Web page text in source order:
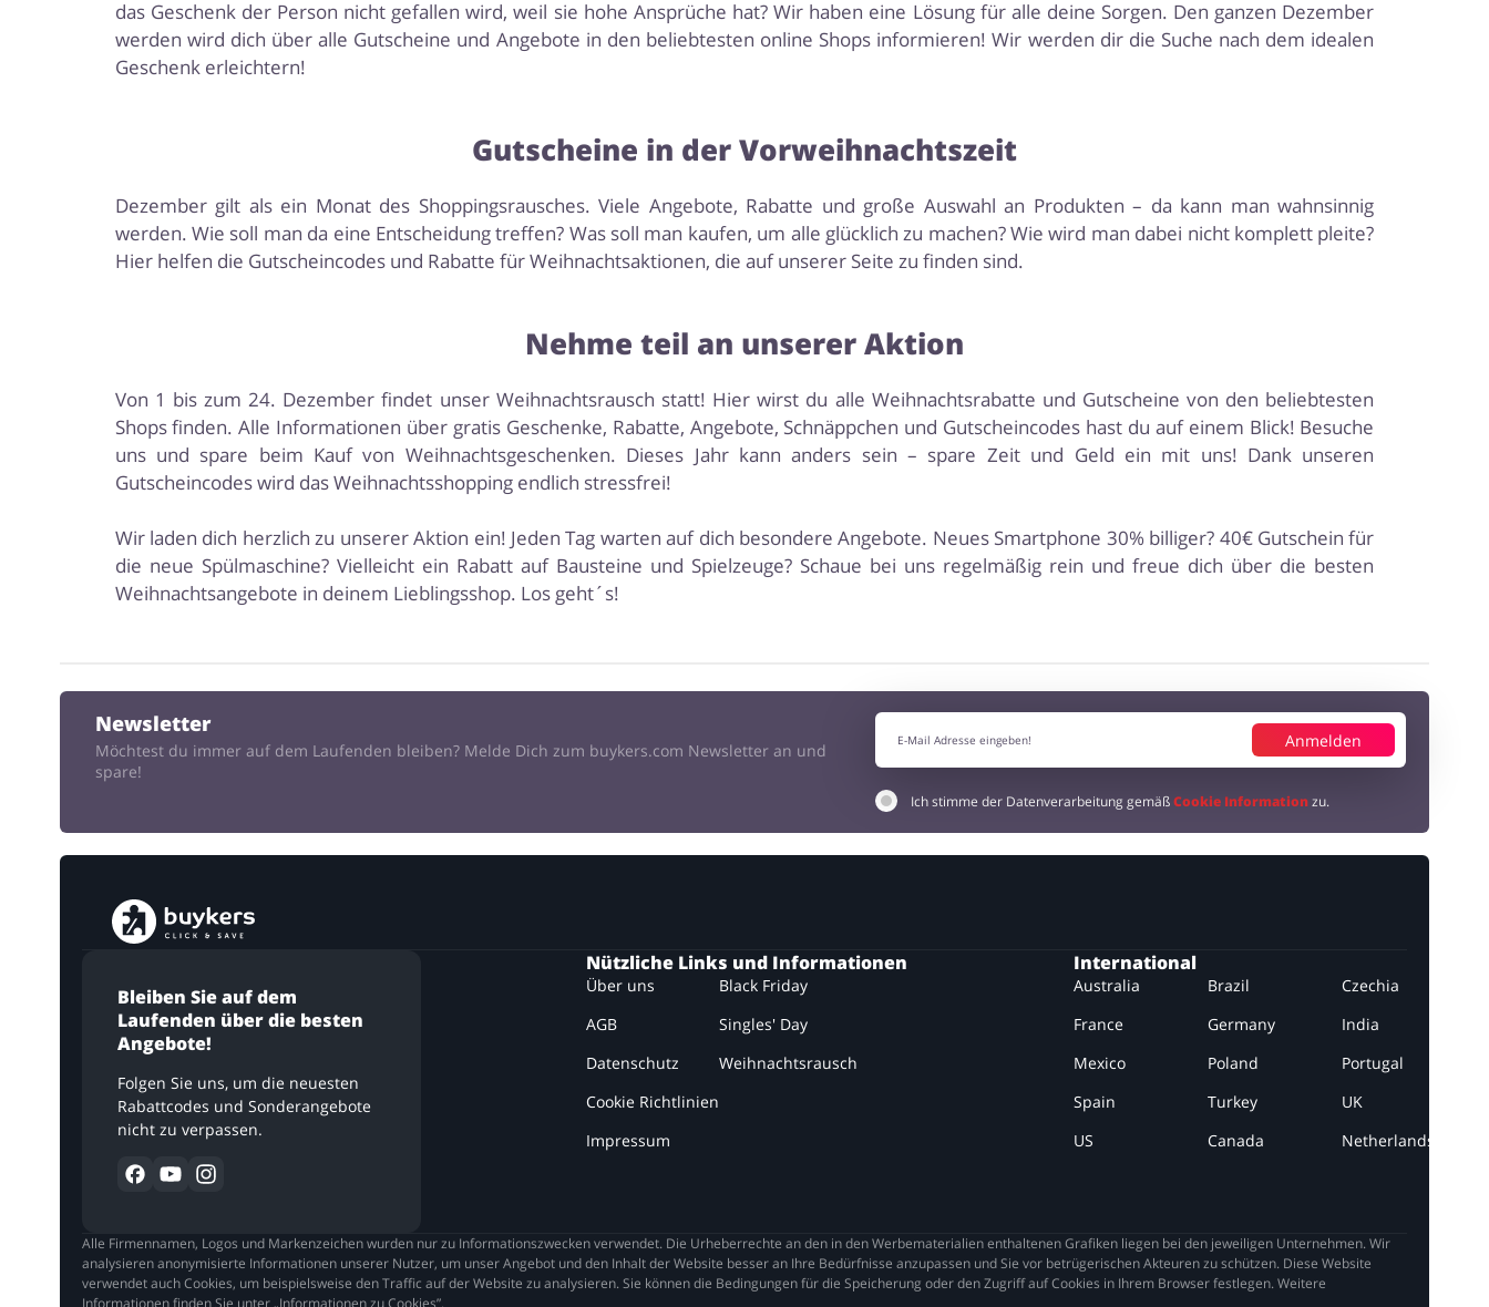
das Geschenk der Person nicht gefallen wird, weil sie hohe Ansprüche hat? Wir haben eine Lösung für alle deine Sorgen. Den ganzen Dezember
werden wird dich über alle Gutscheine und Angebote in den beliebtesten online Shops informieren! Wir werden dir die Suche nach dem idealen
Geschenk erleichtern!
Gutscheine in der Vorweihnachtszeit
Dezember gilt als ein Monat des Shoppingsrausches. Viele Angebote, Rabatte und große Auswahl an Produkten – da kann man wahnsinnig
werden. Wie soll man da eine Entscheidung treffen? Was soll man kaufen, um alle glücklich zu machen? Wie wird man dabei nicht komplett pleite?
Hier helfen die Gutscheincodes und Rabatte für Weihnachtsaktionen, die auf unserer Seite zu finden sind.
Nehme teil an unserer Aktion
Von 1 bis zum 24. Dezember findet unser Weihnachtsrausch statt! Hier wirst du alle Weihnachtsrabatte und Gutscheine von den beliebtesten
Shops finden. Alle Informationen über gratis Geschenke, Rabatte, Angebote, Schnäppchen und Gutscheincodes hast du auf einem Blick! Besuche
uns und spare beim Kauf von Weihnachtsgeschenken. Dieses Jahr kann anders sein – spare Zeit und Geld ein mit uns! Dank unseren
Gutscheincodes wird das Weihnachtsshopping endlich stressfrei!
Wir laden dich herzlich zu unserer Aktion ein! Jeden Tag warten auf dich besondere Angebote. Neues Smartphone 30% billiger? 40€ Gutschein für
die neue Spülmaschine? Vielleicht ein Rabatt auf Bausteine und Spielzeuge? Schaue bei uns regelmäßig rein und freue dich über die besten
Weihnachtsangebote in deinem Lieblingsshop. Los geht´s!
Newsletter
Möchtest du immer auf dem Laufenden bleiben? Melde Dich zum buykers.com Newsletter an und
spare!
Anmelden
Ich stimme der Datenverarbeitung gemäßCookie Informationzu.
Bleiben Sie auf dem
Laufenden über die besten
Angebote!
Folgen Sie uns, um die neuesten
Rabattcodes und Sonderangebote
nicht zu verpassen.
Nützliche Links und Informationen
Über uns
AGB
Datenschutz
Cookie Richtlinien
Impressum
Black Friday
Singles' Day
Weihnachtsrausch
International
Australia Brazil
Czechia
France
Germany
India
Mexico
Poland
Portugal
Spain
Turkey
UK
US
Canada Netherlands
Alle Firmennamen, Logos und Markenzeichen wurden nur zu Informationszwecken verwendet. Die Urheberrechte an den in den Werbematerialien enthaltenen Grafiken liegen bei den jeweiligen Unternehmen. Wir
analysieren anonymisierte Informationen unserer Nutzer, um unser Angebot und den Inhalt der Website besser an Ihre Bedürfnisse anzupassen und Sie vor betrügerischen Akteuren zu schützen. Diese Website
verwendet auch Cookies, um beispielsweise den Traffic auf der Website zu analysieren. Sie können die Bedingungen für die Speicherung oder den Zugriff auf Cookies in Ihrem Browser festlegen. Weitere
Informationen finden Sie unter „Informationen zu Cookies”.